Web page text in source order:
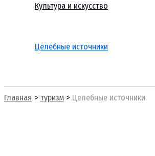
Культура и искусство
Целебные источники
Главная туризм Целебные источники